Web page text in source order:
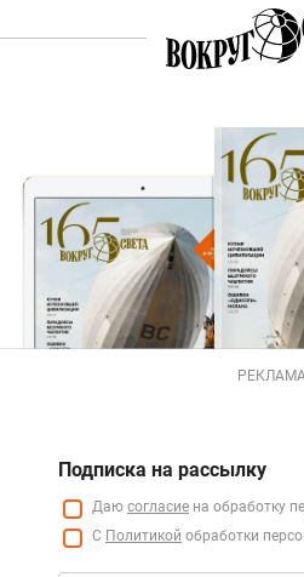
РЕКЛАМА
Подписка на рассылку
Даю согласие на обработку
С Политикой обработки